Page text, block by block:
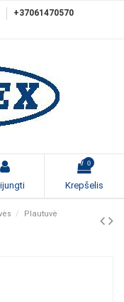
+37061470570
0
Krepšelis
Plautuvė